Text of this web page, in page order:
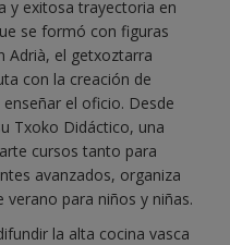
y exitosa trayectoria en
se formó con figuras
Adrià, el getxoztarra
con la creación de
el oficio. Desde
Txoko Didáctico, una
cursos tanto para
avanzados, organiza
para niños y niñas.
la alta cocina vasca